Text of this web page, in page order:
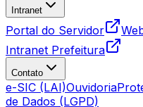
Intranet
Portal do Servidor
Intranet Prefeitura
Contato
e-SIC (LAI)Ouvidoria
de Dados (LGPD)